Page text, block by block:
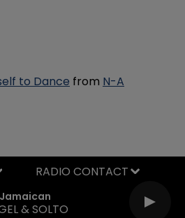
to Dance from N-A
Jamaican
& SOLTO
RADIO CONTACT